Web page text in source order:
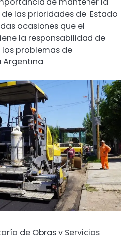
de mantener la
las prioridades del Estado
ocasiones que el
la responsabilidad de
problemas de
Argentina.
de Obras y Servicios